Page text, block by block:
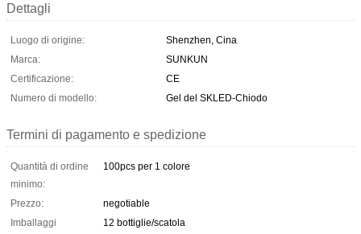
Dettagli
Luogo di origine:
Shenzhen, Cina
Marca:
SUNKUN
Certificazione:
CE
Numero di modello:
Gel del SKLED-Chiodo
Termini di pagamento e spedizione
Quantità di ordine
minimo:
100pcs per 1 colore
Prezzo:
negotiable
Imballaggi
12 bottiglie/scatola